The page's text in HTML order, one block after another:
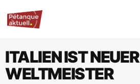
ITALIEN IST NEUER
WELTMEISTER